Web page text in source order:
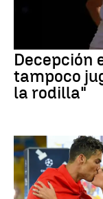
Decepción
tampoco
la rodilla"